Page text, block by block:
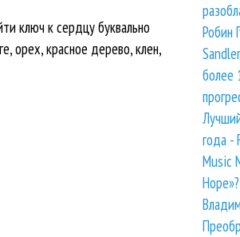
ключ к сердцу буквально
орех, красное дерево, клен,
Робин
более
года -
Music
Hope»?